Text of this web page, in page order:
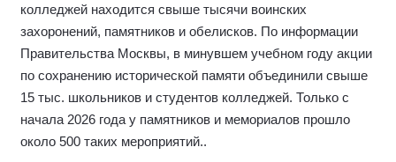
колледжей находится свыше тысячи воинских
захоронений, памятников и обелисков. По информации
Правительства Москвы, в минувшем учебном году акции
по сохранению исторической памяти объединили свыше
15 тыс. школьников и студентов колледжей. Только с
начала 2026 года у памятников и мемориалов прошло
около 500 таких мероприятий..